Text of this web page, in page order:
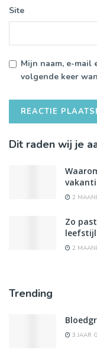
Site
Mijn naam, e-mail
volgende keer
Dit raden wij je
2
Zo
leefstijl
2
Trending
3 JAAR